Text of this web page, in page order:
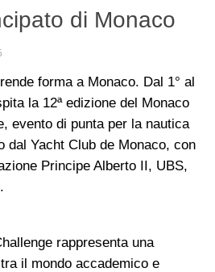
di Monaco
forma a Monaco. Dal 1° al
la 12ª edizione del Monaco
evento di punta per la nautica
dal Yacht Club de Monaco, con
Principe Alberto II, UBS,
rappresenta una
il mondo accademico e